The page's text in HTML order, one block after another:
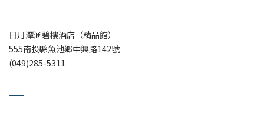
日月潭涵碧樓酒店（精品館）
555南投縣魚池鄉中興路142號
(049)285-5311